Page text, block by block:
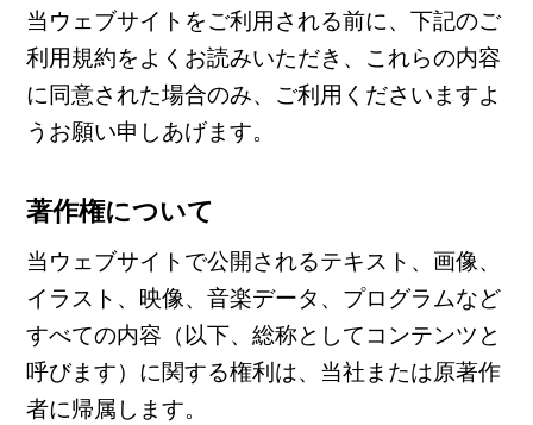
当ウェブサイトをご利用される前に、下記のご
利用規約をよくお読みいただき、これらの内容
に同意された場合のみ、ご利用くださいますよ
うお願い申しあげます。
著作権について
当ウェブサイトで公開されるテキスト、画像、
イラスト、映像、音楽データ、プログラムなど
すべての内容（以下、総称としてコンテンツと
呼びます）に関する権利は、当社または原著作
者に帰属します。